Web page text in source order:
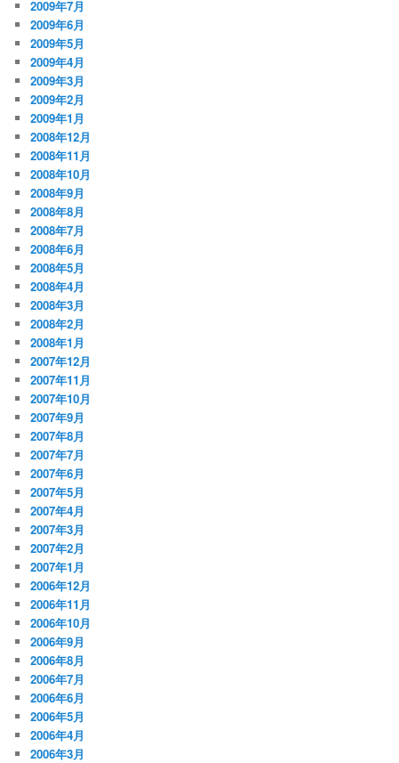
2009年7月
2009年6月
2009年5月
2009年4月
2009年3月
2009年2月
2009年1月
2008年12月
2008年11月
2008年10月
2008年9月
2008年8月
2008年7月
2008年6月
2008年5月
2008年4月
2008年3月
2008年2月
2008年1月
2007年12月
2007年11月
2007年10月
2007年9月
2007年8月
2007年7月
2007年6月
2007年5月
2007年4月
2007年3月
2007年2月
2007年1月
2006年12月
2006年11月
2006年10月
2006年9月
2006年8月
2006年7月
2006年6月
2006年5月
2006年4月
2006年3月